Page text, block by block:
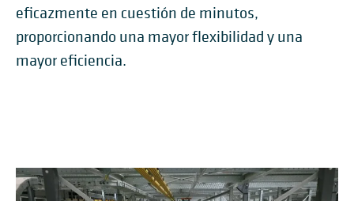
eficazmente en cuestión de minutos,
proporcionando una mayor flexibilidad y una
mayor eficiencia.